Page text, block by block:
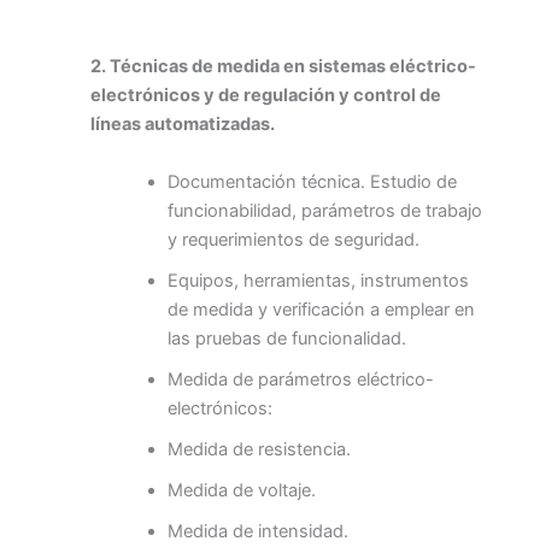
2. Técnicas de medida en sistemas eléctrico-
electrónicos y de regulación y control de
líneas automatizadas.
Documentación técnica. Estudio de
funcionabilidad, parámetros de trabajo
y requerimientos de seguridad.
Equipos, herramientas, instrumentos
de medida y verificación a emplear en
las pruebas de funcionalidad.
Medida de parámetros eléctrico-
electrónicos:
Medida de resistencia.
Medida de voltaje.
Medida de intensidad.